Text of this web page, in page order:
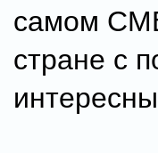
самом
стране с